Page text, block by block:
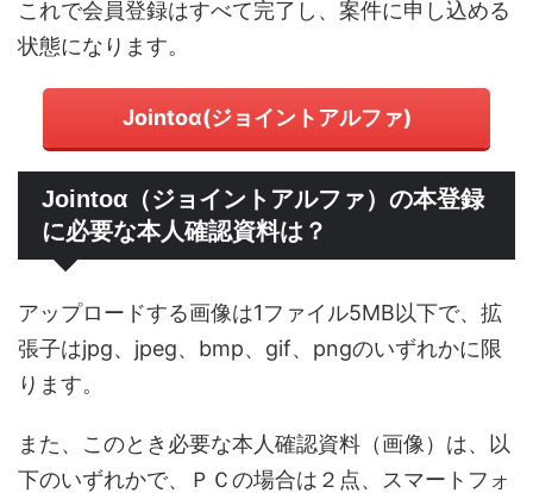
これで会員登録はすべて完了し、案件に申し込める
状態になります。
Jointoα(ジョイントアルファ)
Jointoα（ジョイントアルファ）の本登録
に必要な本人確認資料は？
アップロードする画像は1ファイル5MB以下で、拡
張子はjpg、jpeg、bmp、gif、pngのいずれかに限
ります。
また、このとき必要な本人確認資料（画像）は、以
下のいずれかで、ＰＣの場合は２点、スマートフォ